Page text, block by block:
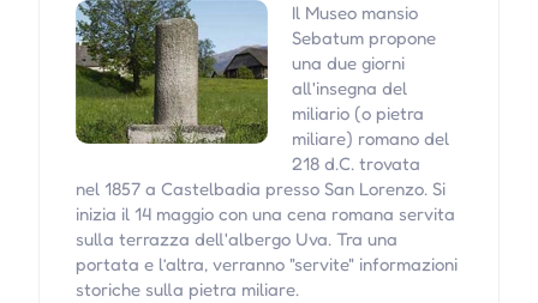
Il Museo mansio
Sebatum propone
una due giorni
all'insegna del
miliario (o pietra
miliare) romano del
218 d.C. trovata
nel 1857 a Castelbadia presso San Lorenzo. Si
inizia il 14 maggio con una cena romana servita
sulla terrazza dell'albergo Uva. Tra una
portata e l’altra, verranno "servite" informazioni
storiche sulla pietra miliare.